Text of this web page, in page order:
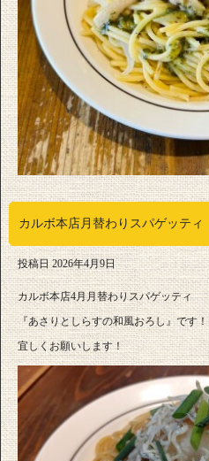
カルボ本店月替わりスパゲッティ
投稿日 2026年4月9日
カルボ本店4月月替わりスパゲッティ
『あさりとしらすの和風おろし』です！
宜しくお願いします！